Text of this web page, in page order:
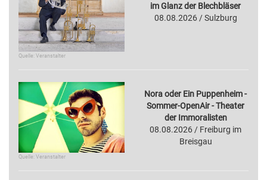
Quelle: Veranstalter
im Glanz der Blechbläser
08.08.2026 / Sulzburg
Quelle: Veranstalter
Nora oder Ein Puppenheim -
Sommer-OpenAir - Theater
der Immoralisten
08.08.2026 / Freiburg im
Breisgau